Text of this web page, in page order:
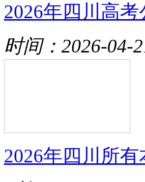
2026年四川高
时间：2026-04-
2026年四川所